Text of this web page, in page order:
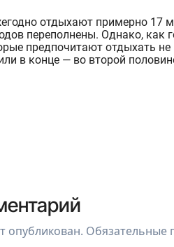
отдыхают примерно 17
переполнены. Однако, как
предпочитают отдыхать
в конце — во второй п
опубликован. Обязательные